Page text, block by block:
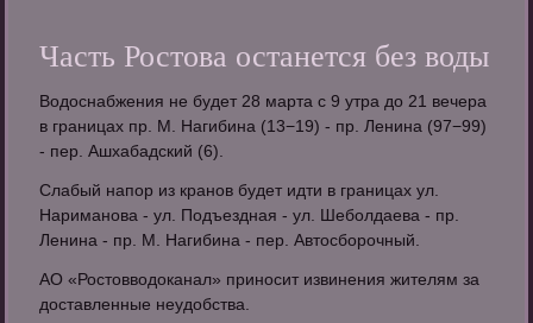
Часть Ростова останется без воды
Водоснабжения не будет 28 марта с 9 утра до 21 вечера
в границах пр. М. Нагибина (13−19) - пр. Ленина (97−99)
- пер. Ашхабадский (6).
Слабый напор из кранов будет идти в границах ул.
Нариманова - ул. Подъездная - ул. Шеболдаева - пр.
Ленина - пр. М. Нагибина - пер. Автосборочный.
АО «Ростовводоканал» приносит извинения жителям за
доставленные неудобства.